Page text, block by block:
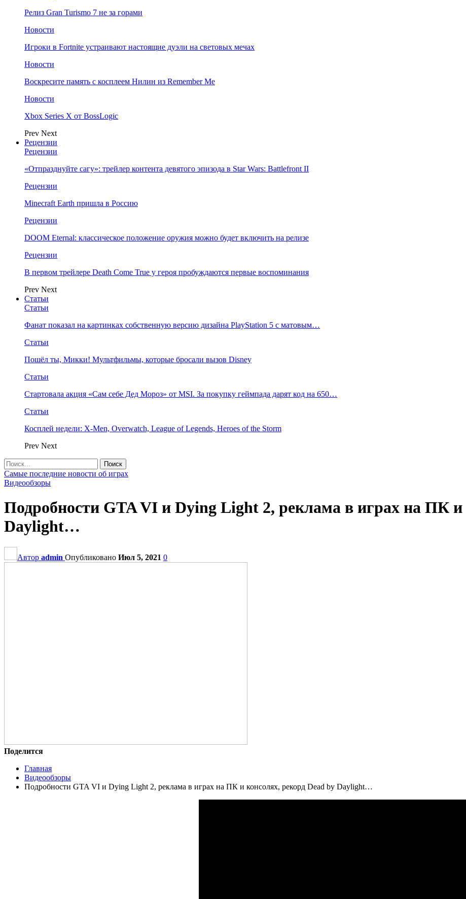
Релиз Gran Turismo 7 не за горами
Новости
Игроки в Fortnite устраивают настоящие дуэли на световых мечах
Новости
Воскресите память с косплеем Нилин из Remember Me
Новости
Xbox Series X от BossLogic
Prev Next
Рецензии
Рецензии
«Отпразднуйте сагу»: трейлер контента девятого эпизода в Star Wars: Battlefront II
Рецензии
Minecraft Earth пришла в Россию
Рецензии
DOOM Eternal: классическое положение оружия можно будет включить на релизе
Рецензии
В первом трейлере Death Come True у героя пробуждаются первые воспоминания
Prev Next
Статьи
Статьи
Фанат показал на картинках собственную версию дизайна PlayStation 5 с матовым…
Статьи
Пошёл ты, Микки! Мультфильмы, которые бросали вызов Disney
Статьи
Стартовала акция «Сам себе Дед Мороз» от MSI. За покупку геймпада дарят код на 650…
Статьи
Косплей недели: X-Men, Overwatch, League of Legends, Heroes of the Storm
Prev Next
Самые последние новости об играх
Видеообзоры
Подробности GTA VI и Dying Light 2, реклама в играх на ПК и
Daylight…
Автор admin Опубликовано Июл 5, 2021 0
Поделится
Главная
Видеообзоры
Подробности GTA VI и Dying Light 2, реклама в играх на ПК и консолях, рекорд Dead by Daylight…